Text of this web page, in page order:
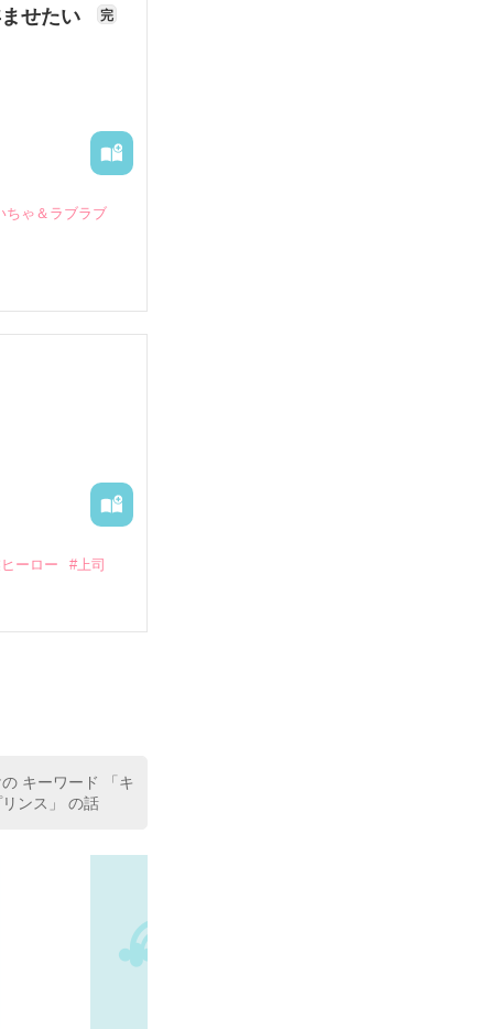
せたい 完
ちゃ＆ラブラブ
財閥御曹司に
御影恭司その
された上、二
ーロー #上司
居まで提案
キーワード 「キ
ンス」 の話